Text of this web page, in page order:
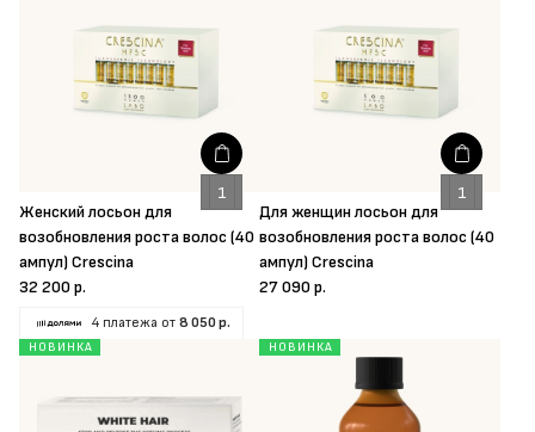
Женский лосьон для
возобновления роста волос (40
ампул) Crescina
32 200 р.
4 платежа от 8 050 р.
Для женщин лосьон для
возобновления роста волос (40
ампул) Crescina
27 090 р.
НОВИНКА НОВИНКА